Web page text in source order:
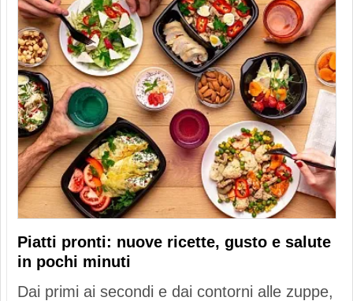
Piatti pronti: nuove ricette, gusto e salute
in pochi minuti
Dai primi ai secondi e dai contorni alle zuppe,